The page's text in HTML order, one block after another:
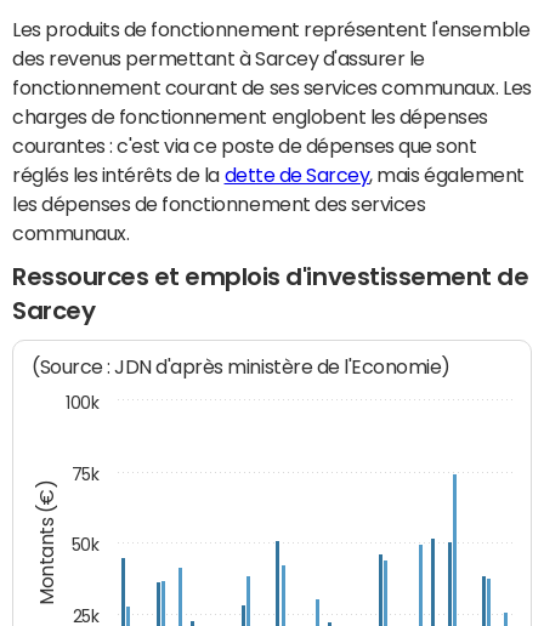
Les produits de fonctionnement représentent l'ensemble
des revenus permettant à Sarcey d'assurer le
fonctionnement courant de ses services communaux. Les
charges de fonctionnement englobent les dépenses
courantes : c'est via ce poste de dépenses que sont
réglés les intérêts de la dette de Sarcey, mais également
les dépenses de fonctionnement des services
communaux.
Ressources et emplois d'investissement de
Sarcey
Montants (€)
(Source : JDN d'après ministère de l'Economie)
25k
50k
75k
100k